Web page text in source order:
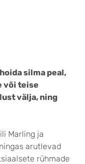
silma peal,
või teise
välja, ning
Marling ja
arutlevad
rühmade